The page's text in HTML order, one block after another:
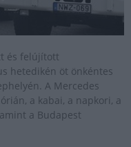
és felújított
hetedikén öt önkéntes
A Mercedes
a kabai, a napkori, a
a Budapest